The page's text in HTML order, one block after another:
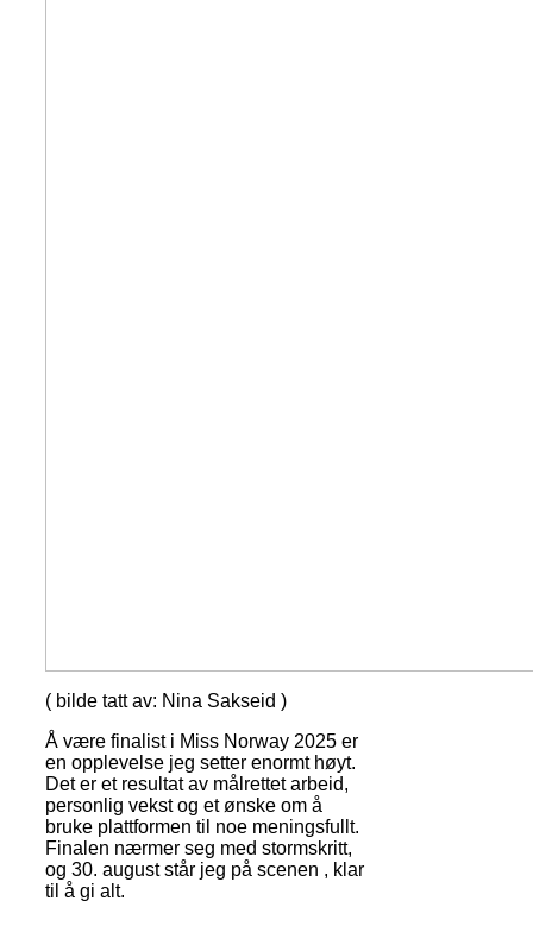
( bilde tatt av: Nina Sakseid )
Å være finalist i Miss Norway 2025 er
en opplevelse jeg setter enormt høyt.
Det er et resultat av målrettet arbeid,
personlig vekst og et ønske om å
bruke plattformen til noe meningsfullt.
Finalen nærmer seg med stormskritt,
og 30. august står jeg på scenen , klar
til å gi alt.